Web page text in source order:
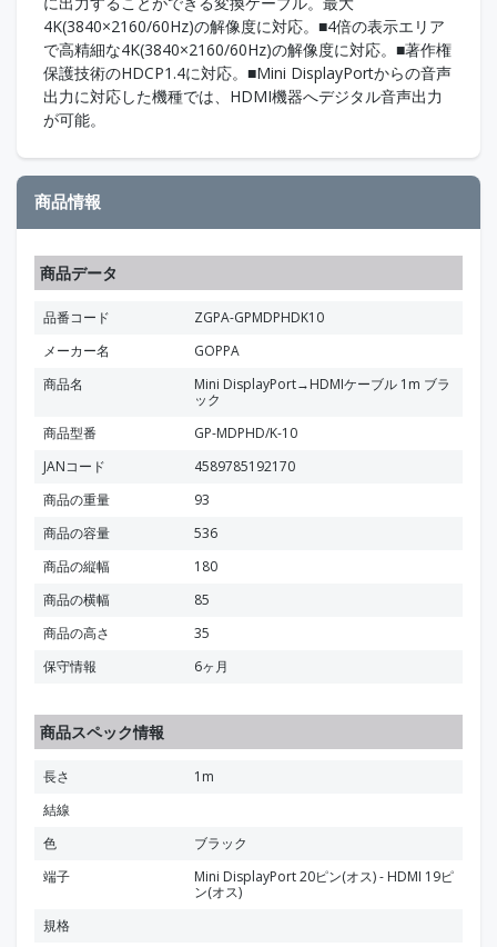
4K(3840×2160/60Hz)の解像度に対応。■4倍の表示エリア
で高精細な4K(3840×2160/60Hz)の解像度に対応。■著作権
保護技術のHDCP1.4に対応。■Mini DisplayPortからの音声
出力に対応した機種では、HDMI機器へデジタル音声出力
が可能。
商品情報
商品データ
品番コード
ZGPA-GPMDPHDK10
メーカー名
GOPPA
商品名
Mini DisplayPort→HDMIケーブル 1m ブラ
ック
商品型番
GP-MDPHD/K-10
JANコード
4589785192170
商品の重量
93
商品の容量
536
商品の縦幅
180
商品の横幅
85
商品の高さ
35
保守情報
6ヶ月
商品スペック情報
長さ
1m
結線
色
ブラック
端子
Mini DisplayPort 20ピン(オス) - HDMI 19ピ
ン(オス)
規格